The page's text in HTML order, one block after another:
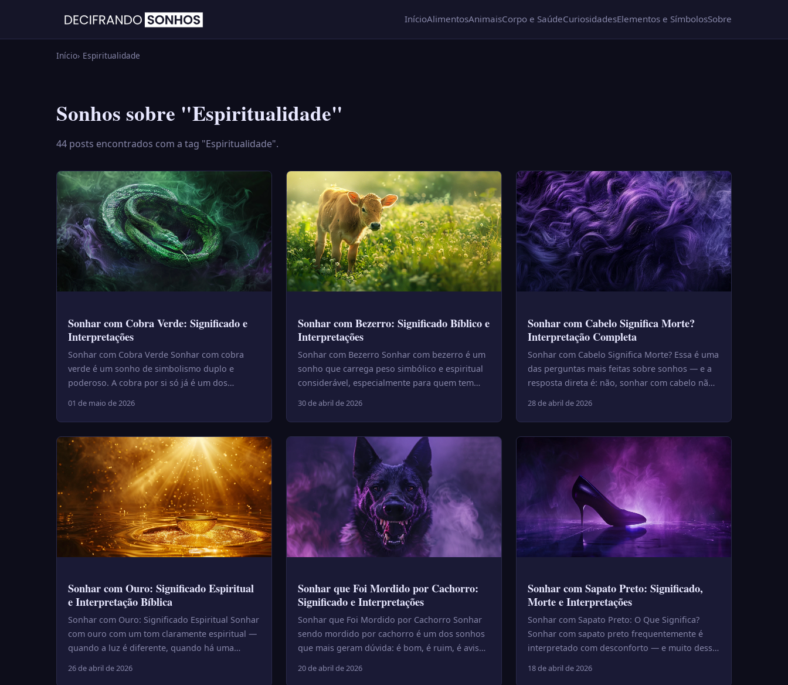
InícioAlimentosAnimaisCorpo e SaúdeCuriosidadesElementos e SímbolosSobre
Início Espiritualidade
Sonhos sobre "Espiritualidade"
44 posts encontrados com a tag "Espiritualidade".
Sonhar com Cobra Verde: Significado e
Interpretações
Sonhar com Cobra Verde Sonhar com cobra
verde é um sonho de simbolismo duplo e
poderoso. A cobra por si só já é um dos
01 de maio de 2026
Sonhar com Bezerro: Significado Bíblico e
Interpretações
Sonhar com Bezerro Sonhar com bezerro é um
sonho que carrega peso simbólico e espiritual
considerável, especialmente para quem tem
30 de abril de 2026
Sonhar com Cabelo Significa Morte?
Interpretação Completa
Sonhar com Cabelo Significa Morte? Essa é uma
das perguntas mais feitas sobre sonhos — e a
resposta direta é: não, sonhar com cabelo não
28 de abril de 2026
Sonhar com Ouro: Significado Espiritual
e Interpretação Bíblica
Sonhar com Ouro: Significado Espiritual Sonhar
com ouro com um tom claramente espiritual —
quando a luz é diferente, quando há uma
26 de abril de 2026
Sonhar que Foi Mordido por Cachorro:
Significado e Interpretações
Sonhar que Foi Mordido por Cachorro Sonhar
sendo mordido por cachorro é um dos sonhos
que mais geram dúvida: é bom, é ruim, é aviso?
20 de abril de 2026
Sonhar com Sapato Preto: Significado,
Morte e Interpretações
Sonhar com Sapato Preto: O Que Significa?
Sonhar com sapato preto frequentemente é
interpretado com desconforto — e muito dessa
18 de abril de 2026